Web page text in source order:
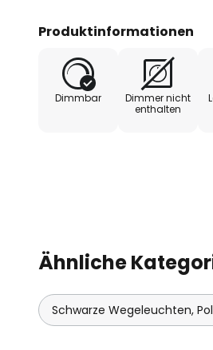
- Jede
Produktinformationen
Dimmbar
Dimmer nicht
enthalten
Ähnliche
Schwarze Wegeleuchten,